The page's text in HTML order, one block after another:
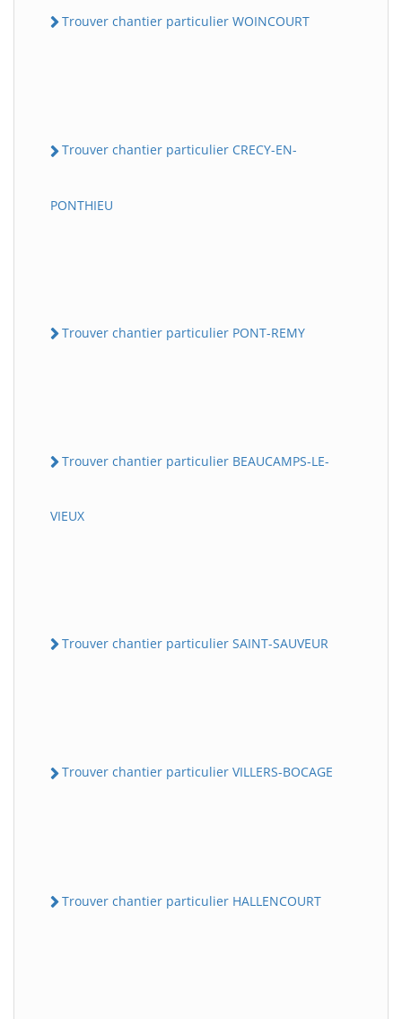
Trouver chantier particulier WOINCOURT
Trouver chantier particulier CRECY-EN-
PONTHIEU
Trouver chantier particulier PONT-REMY
Trouver chantier particulier BEAUCAMPS-LE-
VIEUX
Trouver chantier particulier SAINT-SAUVEUR
Trouver chantier particulier VILLERS-BOCAGE
Trouver chantier particulier HALLENCOURT